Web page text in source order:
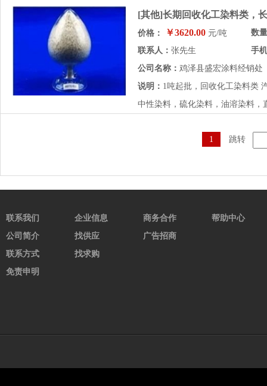
[其他]长期回收化工染料类，
价格： ￥3620.00 元/吨
数
联系人： 张先生
手
公司名称： 鸡泽县盛宏涂料经销处
说明： 1吨起批，回收化工染料类
中性染料，硫化染料，油溶染料
1 跳转
联系我们
公司简介
联系方式
免责申明
企业信息
找供应
找求购
商务合作
广告招商
帮助中心